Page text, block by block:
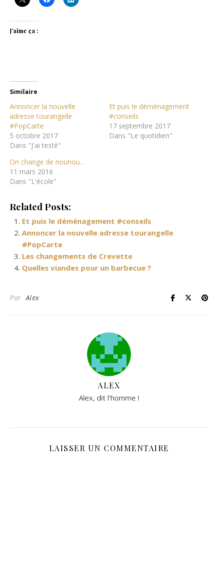
J’aime ça :
Similaire
Annoncer la nouvelle
adresse tourangelle
#PopCarte
5 octobre 2017
Dans "J'ai testé"
Et puis le déménagement
#conseils
17 septembre 2017
Dans "Le quotidien"
On change de nounou…
11 mars 2016
Dans "L'école"
Related Posts:
Et puis le déménagement #conseils
Annoncer la nouvelle adresse tourangelle
#PopCarte
Les changements de Crevette
Quelles viandes pour un barbecue ?
ParAlex
ALEX
Alex, dit l'homme !
LAISSER UN COMMENTAIRE